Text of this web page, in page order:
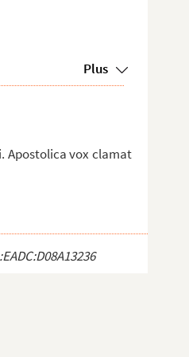
Plus
Apostolica vox clamat